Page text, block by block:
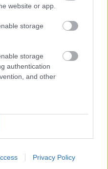
website or app.
storage
storage
authentication
and other
Privacy Policy
ezzel lesz újra